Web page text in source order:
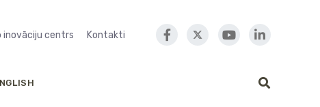
inovāciju centrs Kontakti